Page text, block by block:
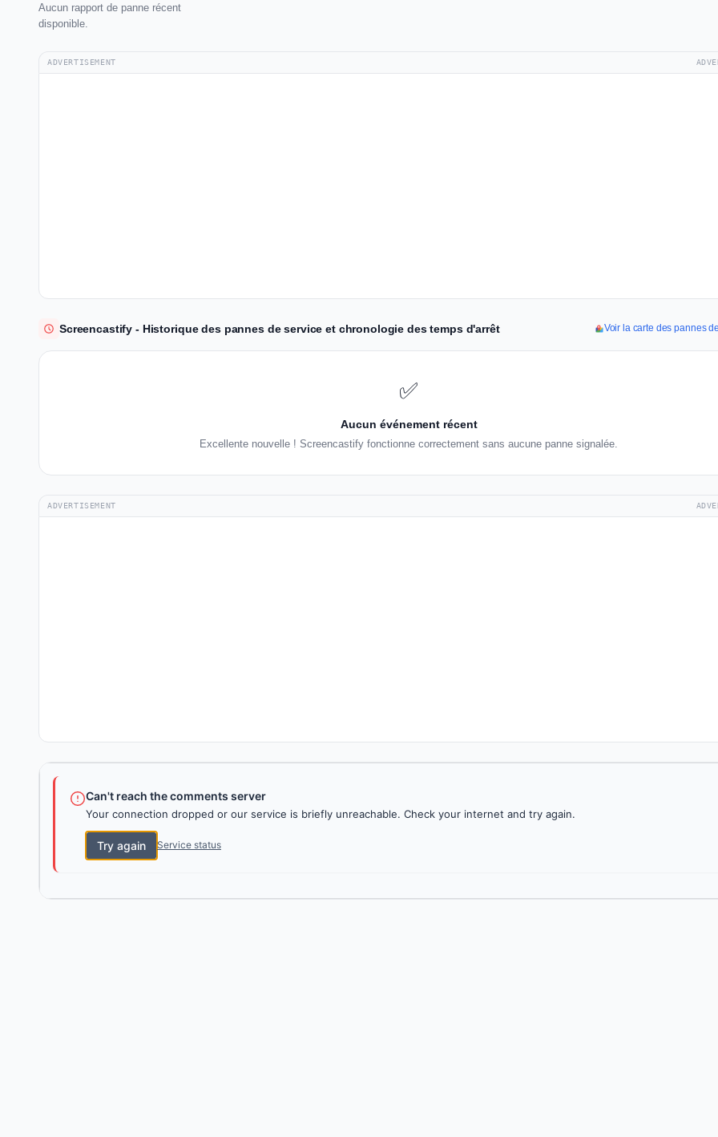
Aucun rapport de panne récent
disponible.
ADVERTISEMENT
Screencastify - Historique des pannes de service et chronologie des temps d'arrêt Voir la carte des pannes
✅
Aucun événement récent
Excellente nouvelle ! Screencastify fonctionne correctement sans aucune panne signalée.
ADVERTISEMENT
Can't reach the comments server
Your connection dropped or our service is briefly unreachable. Check your internet and try again.
Try again Service status